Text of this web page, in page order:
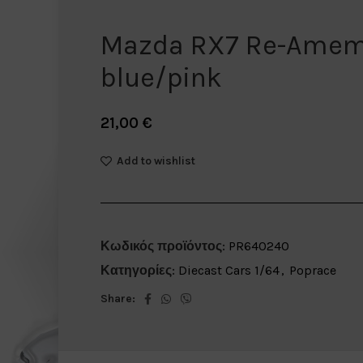
Mazda RX7 Re-
blue/pink
21,00 €
Add to wishlist
Κωδικός προϊόντος: PR640240
Κατηγορίες: Diecast Cars 1/64, Poprace
Share: